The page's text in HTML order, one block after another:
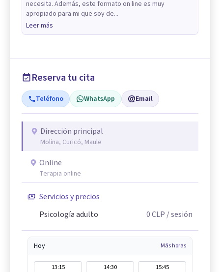
necesita. Además, este formato on line es muy
apropiado para mi que soy de...
Leer más
Reserva tu cita
Teléfono WhatsApp Email
Dirección principal
Molina, Curicó, Maule
Online
Terapia online
Servicios y precios
Psicología adulto
0CLP / sesión
Hoy Más horas
13:15 14:30
15:45